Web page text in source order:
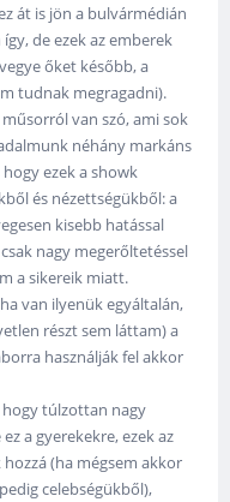
át is jön a bulvármédián
de ezek az emberek
őket később, a
tudnak megragadni).
van szó, ami sok
néhány markáns
ezek a showk
és nézettségükből: a
kisebb hatással
nagy megerőltetéssel
a sikereik miatt.
van ilyenük egyáltalán,
részt sem láttam) a
használják fel akkor
túlzottan nagy
a gyerekekre, ezek az
(ha mégsem akkor
celebségükből),